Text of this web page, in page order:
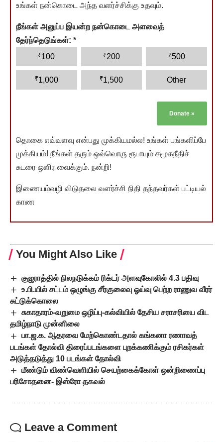
உங்கள் நன்கொடை அந்த வளர்ச்சிக்கு உதவும்.
நீங்கள் அனுப்ப இயன்ற நன்கொடை அளவைத்
தேர்ந்தெடுங்கள்: *
₹100 ₹200 ₹500
₹1,000 ₹1,500 Other
Donate »
தொகை எவ்வளவு என்பது முக்கியமல்ல! உங்கள் பங்களிப்பே
முக்கியம்! நீங்கள் தரும் ஒவ்வொரு ரூபாயும் சமூகநீதிச்
சுடரை ஒளிர வைக்கும். நன்றி!
இணையம்வழி விடுதலை வளர்ச்சி நிதி தந்தவர்கள் பட்டியல்
காண
You Might Also Like
குஜராத்தில் நிலநடுக்கம் ரிக்டர் அளவுகோலில் 4.3 பதிவு
உ.பி.யில் சட்டம் ஒழுங்கு சீர்குலைவு ஓய்வு பெற்ற ராணுவ வீரர்
சுட்டுக்கொலை
சுகாதாரம்-வறுமை ஒழிப்பு-கல்வியில் தேசிய சராசரியை விட
தமிழ்நாடு முன்னிலை
பா.ஜ.க. ஆதரவை மேற்கொண்டதால் கங்கனா ரணாவத்
படங்கள் தோல்வி திரைப்படங்களை புறக்கணிக்கும் ரசிகர்கள்
அடுத்தடுத்து 10 படங்கள் தோல்வி
மீண்டும் விண்வெளியில் செயற்கைக்கோள் ஒன்றிணைப்பு
பரிசோதனை- இஸ்ரோ தகவல்
Leave a Comment